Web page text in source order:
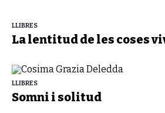
LLIBRES
La lentitud de les coses
LLIBRES
Somni i solitud